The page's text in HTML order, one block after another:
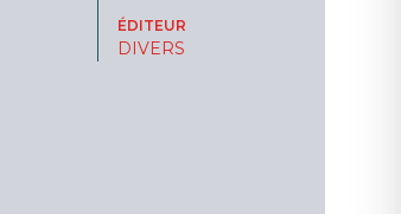
ÉDITEUR
DIVERS